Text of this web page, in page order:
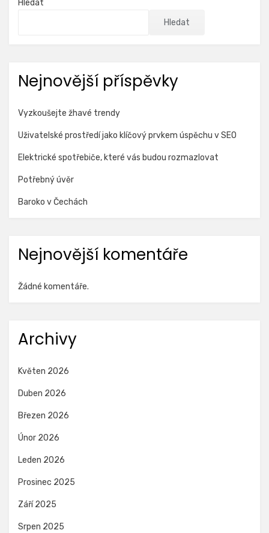
Hledat
Hledat
Nejnovější příspěvky
Vyzkoušejte žhavé trendy
Uživatelské prostředí jako klíčový prvkem úspěchu v SEO
Elektrické spotřebiče, které vás budou rozmazlovat
Potřebný úvěr
Baroko v Čechách
Nejnovější komentáře
Žádné komentáře.
Archivy
Květen 2026
Duben 2026
Březen 2026
Únor 2026
Leden 2026
Prosinec 2025
Září 2025
Srpen 2025